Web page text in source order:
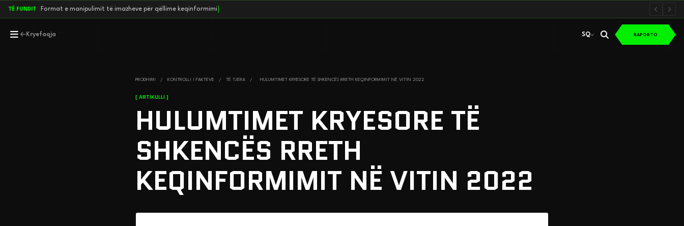
TË FUNDIT Format e manipu imit të imazheve për që ime keqinformimi
Kryefaqja SQ RAPORTO
PRODHIMI / KONTROLLI I FAKTEVE / TË TJERA / HULUMTIMET KRYESORE TË SHKENCËS RRETH KEQINFORMIMIT NË VITIN 2022
[ ARTIKULLI ]
HULUMTIMET KRYESORE TË
SHKENCËS RRETH
KEQINFORMIMIT NË VITIN 2022